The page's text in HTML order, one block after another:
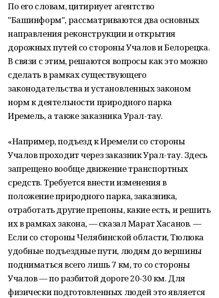
По его словам, цитириует агентство
"Башинформ", рассматриваются два основных
направления реконструкции и открытия
дорожных путей со стороны Учалов и Белорецка.
В связи с этим, решаются вопросы как это можно
сделать в рамках существующего
законодательства и установленных законом
норм к деятельности природного парка
Иремель, а также заказника Урал-тау.
«Например, подъезд к Иремели со стороны
Учалов проходит через заказник Урал-тау. Здесь
запрещено вообще движение транспортных
средств. Требуется внести изменения в
положение природного парка, заказника,
отработать другие препоны, какие есть, и решить
их в рамках закона, — сказал Марат Хасанов. —
Если со стороны Челябинской области, Тюлюка
удобные подъездные пути, людям до вершины
подниматься всего лишь 7 км, то со стороны
Учалов — по разбитой дороге 20-30 км. Для
физически подготовленных людей это является